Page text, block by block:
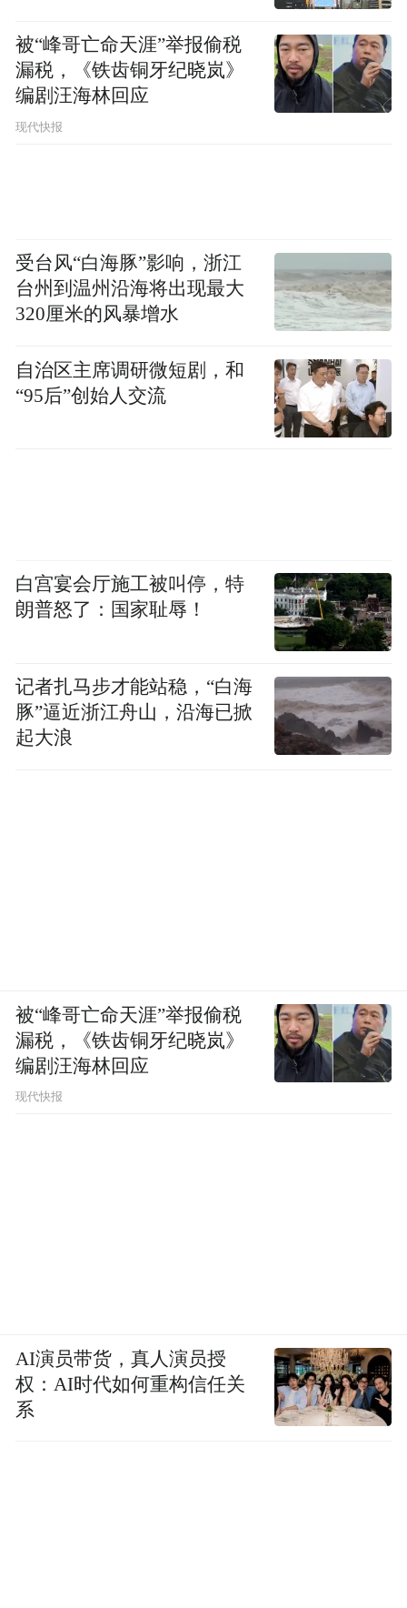
被“峰哥亡命天涯”举报偷税
漏税，《铁齿铜牙纪晓岚》
编剧汪海林回应
现代快报
受台风“白海豚”影响，浙江
台州到温州沿海将出现最大
320厘米的风暴增水
自治区主席调研微短剧，和
“95后”创始人交流
白宫宴会厅施工被叫停，特
朗普怒了：国家耻辱！
记者扎马步才能站稳，“白海
豚”逼近浙江舟山，沿海已掀
起大浪
被“峰哥亡命天涯”举报偷税
漏税，《铁齿铜牙纪晓岚》
编剧汪海林回应
现代快报
AI演员带货，真人演员授
权：AI时代如何重构信任关
系